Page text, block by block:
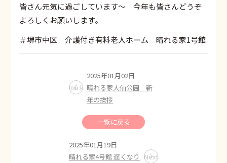
皆さん元気に過ごしています～ 今年も皆さんどうぞ
よろしくお願いします。
＃堺市中区 介護付き有料老人ホーム 晴れる家1号館
Back
2025年01月02日
晴れる家大仙公園 新
年の挨拶
一覧に戻る
2025年01月19日
晴れる家4号館 遅くなり Next